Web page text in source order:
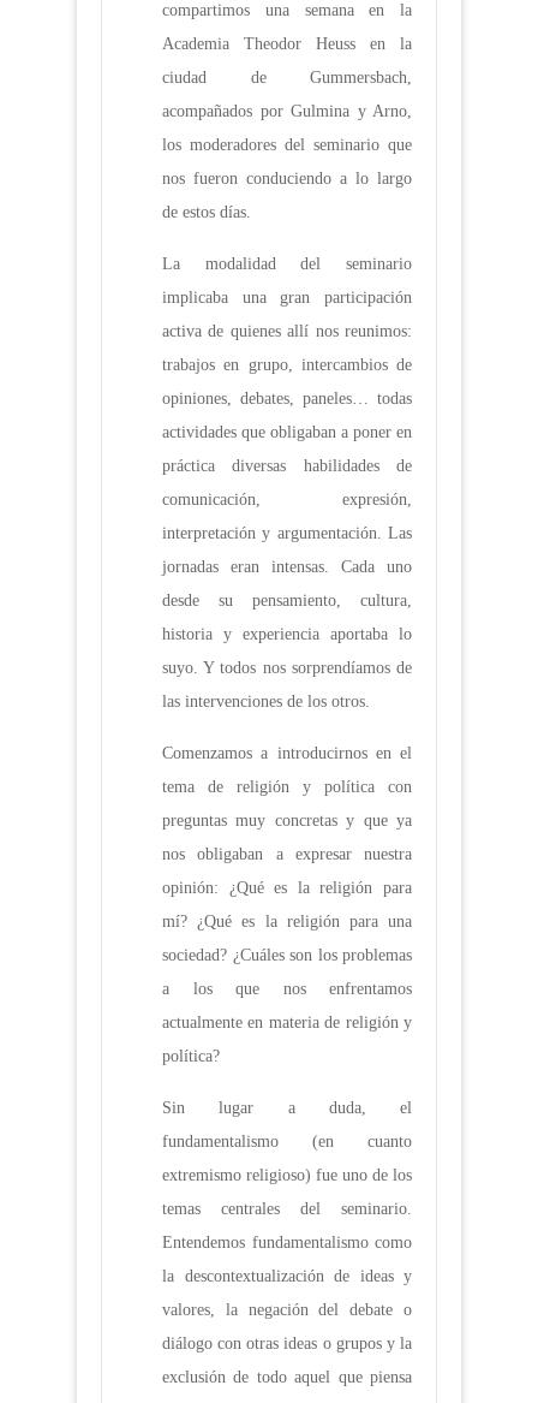
compartimos una semana en la
Academia Theodor Heuss en la
ciudad de Gummersbach,
acompañados por Gulmina y Arno,
los moderadores del seminario que
nos fueron conduciendo a lo largo
de estos días.
La modalidad del seminario
implicaba una gran participación
activa de quienes allí nos reunimos:
trabajos en grupo, intercambios de
opiniones, debates, paneles… todas
actividades que obligaban a poner en
práctica diversas habilidades de
comunicación, expresión,
interpretación y argumentación. Las
jornadas eran intensas. Cada uno
desde su pensamiento, cultura,
historia y experiencia aportaba lo
suyo. Y todos nos sorprendíamos de
las intervenciones de los otros.
Comenzamos a introducirnos en el
tema de religión y política con
preguntas muy concretas y que ya
nos obligaban a expresar nuestra
opinión: ¿Qué es la religión para
mí? ¿Qué es la religión para una
sociedad? ¿Cuáles son los problemas
a los que nos enfrentamos
actualmente en materia de religión y
política?
Sin lugar a duda, el
fundamentalismo (en cuanto
extremismo religioso) fue uno de los
temas centrales del seminario.
Entendemos fundamentalismo como
la descontextualización de ideas y
valores, la negación del debate o
diálogo con otras ideas o grupos y la
exclusión de todo aquel que piensa